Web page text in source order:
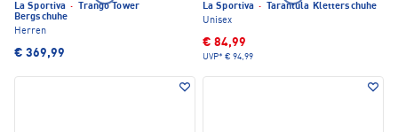
La Sportiva ·
Trango Tower
Bergschuhe
Herren
€ 369,99
La Sportiva ·
Tarantula Kletterschuhe
Unisex
€ 84,99
UVP* € 94,99